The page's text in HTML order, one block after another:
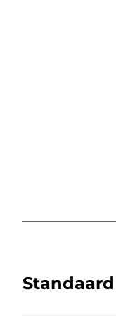
Standaard